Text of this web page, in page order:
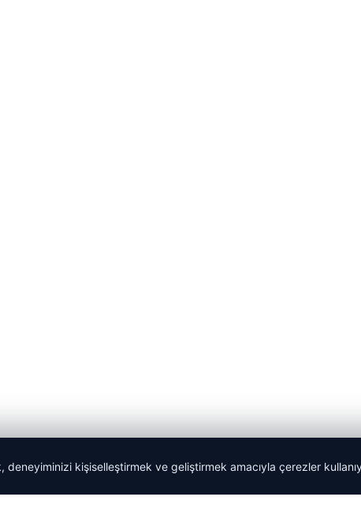
deneyiminizi kişiselleştirmek ve geliştirmek amacıyla çerezler